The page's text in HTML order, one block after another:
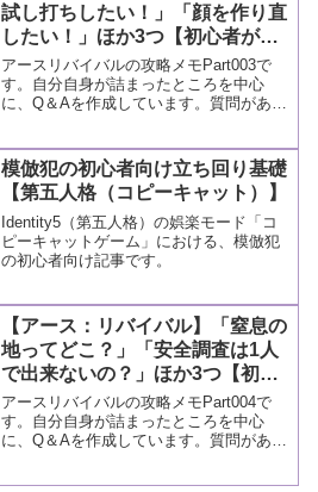
試し打ちしたい！」「顔を作り直
したい！」ほか3つ【初心者が詰
まりやすいところを攻略(Q＆
A)Part.003】
アースリバイバルの攻略メモPart003で
す。自分自身が詰まったところを中心
に、Q＆Aを作成しています。質問があれ
模倣犯の初心者向け立ち回り基礎
【第五人格（コピーキャット）】
Identity5（第五人格）の娯楽モード「コ
ピーキャットゲーム」における、模倣犯
の初心者向け記事です。
【アース：リバイバル】「窒息の
地ってどこ？」「安全調査は1人
で出来ないの？」ほか3つ【初心
者が詰まりやすいところを攻略(Q
＆A)Part.004】
アースリバイバルの攻略メモPart004で
す。自分自身が詰まったところを中心
に、Q＆Aを作成しています。質問があれ